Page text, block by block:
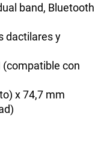
band, Bluetooth
dactilares y
(compatible con
x 74,7 mm